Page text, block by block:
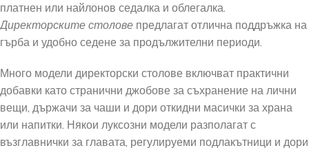
платнен или найлонов седалка и облегалка.
Директорските столове предлагат отлична поддръжка на
гърба и удобно седене за продължителни периоди.
Много модели директорски столове включват практични
добавки като странични джобове за съхранение на лични
вещи, държачи за чаши и дори откидни масички за храна
или напитки. Някои луксозни модели разполагат с
възглавнички за главата, регулируеми подлакътници и дори